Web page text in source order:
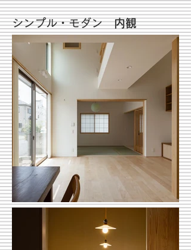
シンプル・モダン内観